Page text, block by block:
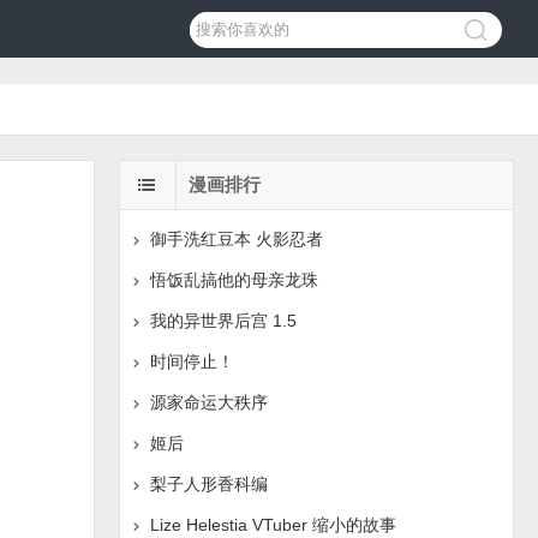
漫画排行
御手洗红豆本 火影忍者
悟饭乱搞他的母亲龙珠
我的异世界后宫 1.5
时间停止！
源家命运大秩序
姬后
梨子人形香科编
Lize Helestia VTuber 缩小的故事